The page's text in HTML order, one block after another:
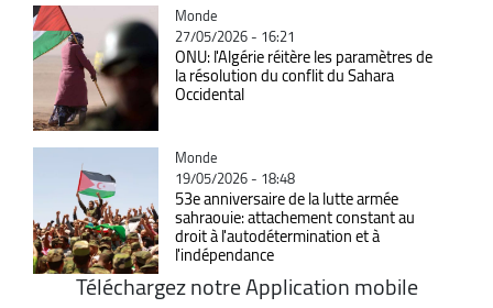
Catégorie
Monde
27/05/2026 - 16:21
ONU: l'Algérie réitère les paramètres de
la résolution du conflit du Sahara
Occidental
Catégorie
Monde
19/05/2026 - 18:48
53e anniversaire de la lutte armée
sahraouie: attachement constant au
droit à l'autodétermination et à
l'indépendance
Téléchargez notre Application mobile